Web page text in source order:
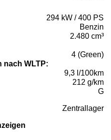
294 kW / 400 PS
Benzin
2.480 cm³
4 (Green)
nach WLTP:
9,3 l/100km
212 g/km
G
Zentrallager